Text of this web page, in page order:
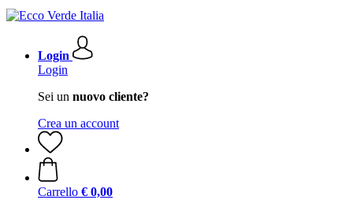
Login
Login
Sei un nuovo cliente?
Crea un account
Carrello € 0,00